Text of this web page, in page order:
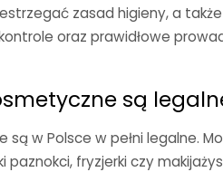
zasad higieny, a także
oraz prawidłowe
są
są w Polsce w pełni legalne.
fryzjerki czy